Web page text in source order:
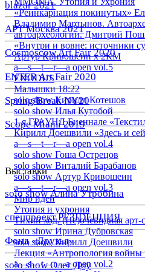
blazar 2021
АРТ Москва 2021
Cosmoscow Art Fair 2020
ENTER Art Fair 2020
Spring/Break NY20
Scope Miami 2019
Выставки
solo show Алина Утробина
спецпроект РЕЗIDЕНЦИЯ
Фонд «Друзья»
solo show Олег Доу
«Реинкарнация покинутых»
Владимир Мартынов.
автоархеологии. Дмитрий
«Внутри и вовне: источники
Артур Кривошеин х 2КМ
a—s—t—r—a open vol.5
EXODUS
Малышки 18:22
solo show Кирилл Котешов
solo show Илья Кутобой
1-я ГРАУНД Биеннале
Кирилл Доешвили «Здесь и
a—s—t—r—a open vol.4
solo show Гоша Острецов
solo show Виталий Барабанов
solo show Артур Кривошеин
a—s—t—r—a open vol.3
Мир идей
Утопия и ухрония
Тихий ход. (Не)очевидная арт-
solo show Ирина Дубровская
solo show Кирилл Доешвили
Лекция «Антропология войны
a—s—t—r—a open vol.2